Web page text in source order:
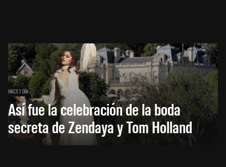
HACE 1 DÍA
Así fue la celebración de la boda
secreta de Zendaya y Tom Holland